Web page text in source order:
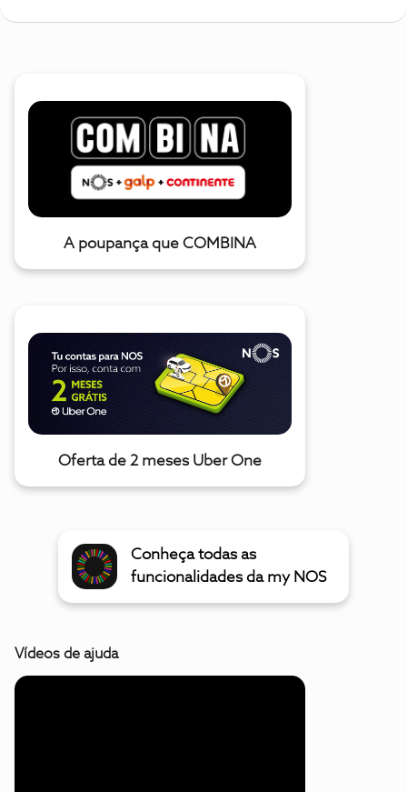
A poupança que COMBINA
Oferta de 2 meses Uber One
Conheça todas as
funcionalidades da my NOS
Vídeos de ajuda